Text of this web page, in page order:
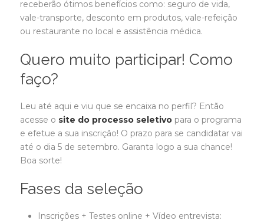
receberão ótimos benefícios como: seguro de vida,
vale-transporte, desconto em produtos, vale-refeição
ou restaurante no local e assistência médica.
Quero muito participar! Como
faço?
Leu até aqui e viu que se encaixa no perfil? Então
acesse o site do processo seletivo para o programa
e efetue a sua inscrição! O prazo para se candidatar vai
até o dia 5 de setembro. Garanta logo a sua chance!
Boa sorte!
Fases da seleção
Inscrições + Testes online + Vídeo entrevista: